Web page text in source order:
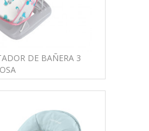
DE BAÑERA 3